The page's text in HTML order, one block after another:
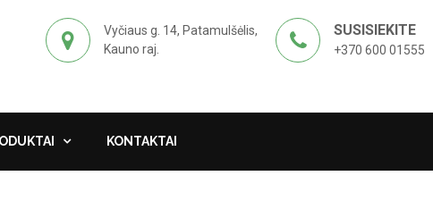
Vyčiaus g. 14, Patamulšėlis,
Kauno raj.
SUSISIEKITE
+370 600 01555
KONTAKTAI